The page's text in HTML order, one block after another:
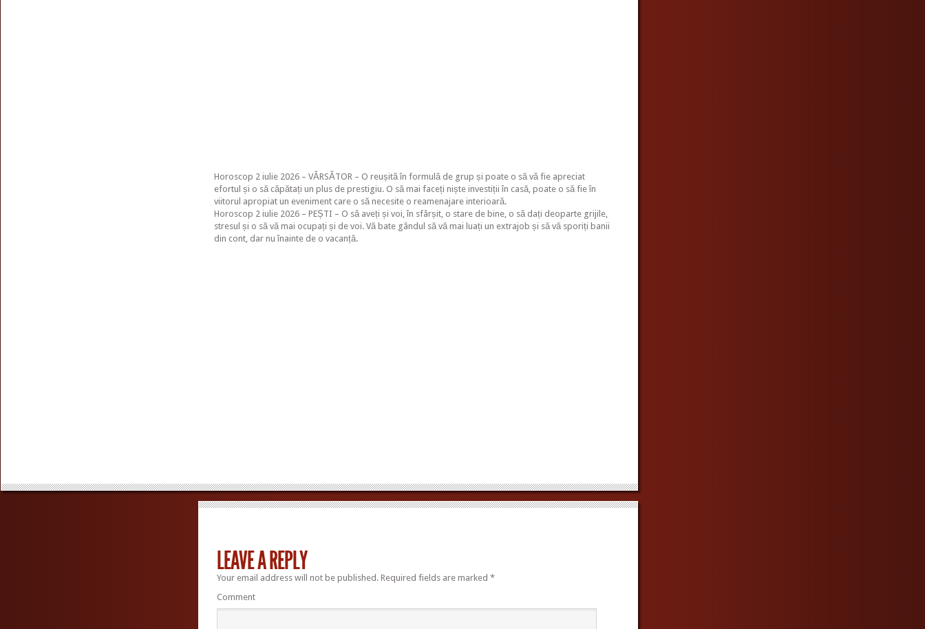
Horoscop 2 iulie 2026 – VĂRSĂTOR – O reușită în formulă de grup și poate o să vă fie apreciat
efortul și o să căpătați un plus de prestigiu. O să mai faceți niște investiții în casă, poate o să fie în
viitorul apropiat un eveniment care o să necesite o reamenajare interioară.
Horoscop 2 iulie 2026 – PEȘTI – O să aveți și voi, în sfârșit, o stare de bine, o să dați deoparte grijile,
stresul și o să vă mai ocupați și de voi. Vă bate gândul să vă mai luați un extrajob și să vă sporiți banii
din cont, dar nu înainte de o vacanță.
LEAVE A REPLY
Your email address will not be published.Required fields are marked *
Comment